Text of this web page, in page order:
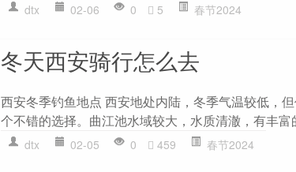
dtx 02-06 0 5 春节2024
冬天西安骑行怎么去
西安冬季钓鱼地点 西安地处内陆，冬季气温较低，
个不错的选择。曲江池水域较大，水质清澈，有丰富
dtx 02-05 0 459 春节2024